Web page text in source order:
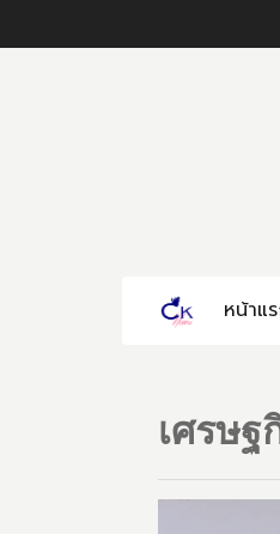
หน้าแ
เศรษฐ